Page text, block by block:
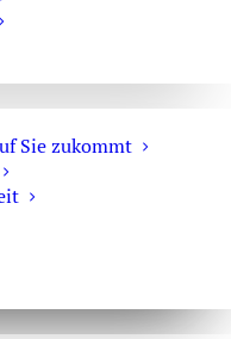
Sie zukommt
für
– OLG
auf